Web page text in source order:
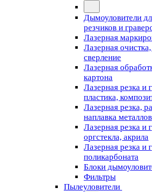
Дымоуловители
резчиков и
Лазерная
Лазерная
сверление
Лазерная
картона
Лазерная резка и
пластика,
Лазерная резка,
наплавка металлов
Лазерная резка и
оргстекла, акрила
Лазерная резка и
поликарбоната
Блоки
Фильтры
Пылеуловители